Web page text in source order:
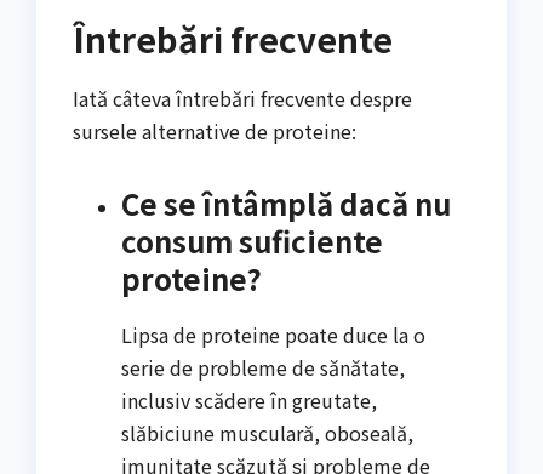
Întrebări frecvente
Iată câteva întrebări frecvente despre
sursele alternative de proteine:
Ce se întâmplă dacă nu
consum suficiente
proteine?
Lipsa de proteine poate duce la o
serie de probleme de sănătate,
inclusiv scădere în greutate,
slăbiciune musculară, oboseală,
imunitate scăzută și probleme de